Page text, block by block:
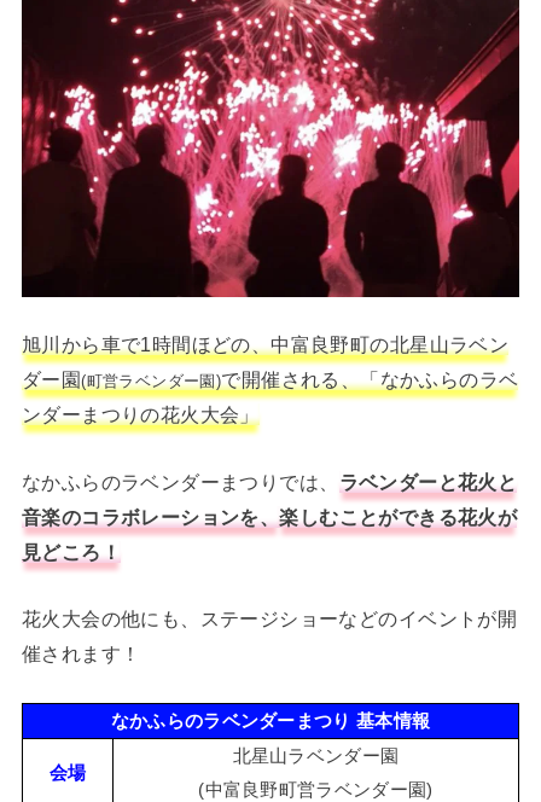
旭川から車で1時間ほどの、中富良野町の北星山ラベン
ダー園(町営ラベンダー園)で開催される、「なかふらのラベ
ンダーまつりの花火大会」
なかふらのラベンダーまつりでは、 ラベンダーと花火と
音楽のコラボレーションを、楽しむことができる花火が
見どころ！
花火大会の他にも、ステージショーなどのイベントが開
催されます！
なかふらのラベンダーまつり 基本情報
会場
北星山ラベンダー園
(中富良野町営ラベンダー園)